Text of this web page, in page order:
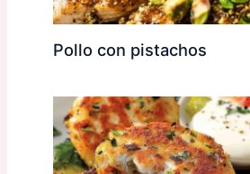
Pollo con pistachos